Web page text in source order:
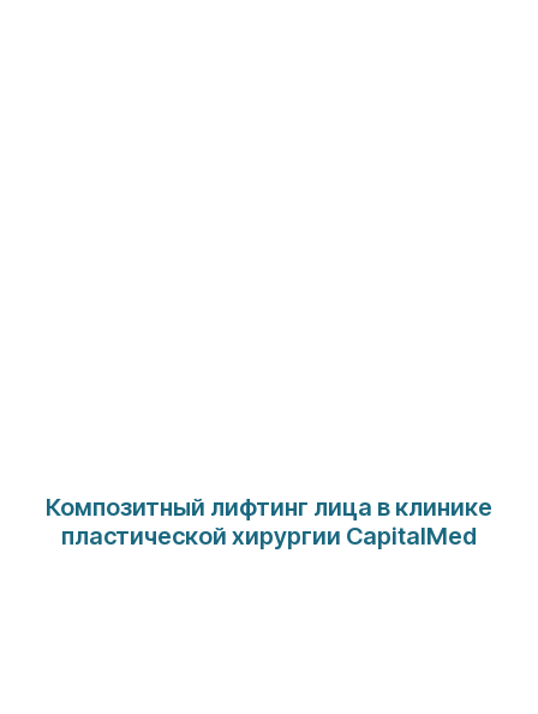
Композитный лифтинг лица в клинике
пластической хирургии CapitalMed